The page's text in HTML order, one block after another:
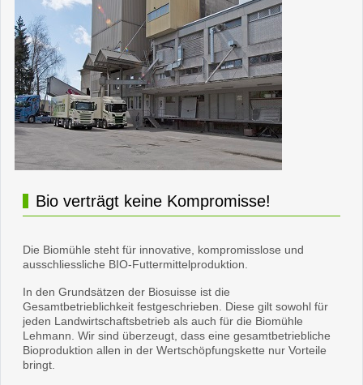
Bio verträgt keine Kompromisse!
Die Biomühle steht für innovative, kompromisslose und
ausschliessliche BIO-Futtermittelproduktion.
In den Grundsätzen der Biosuisse ist die
Gesamtbetrieblichkeit festgeschrieben. Diese gilt sowohl für
jeden Landwirtschaftsbetrieb als auch für die Biomühle
Lehmann. Wir sind überzeugt, dass eine gesamtbetriebliche
Bioproduktion allen in der Wertschöpfungskette nur Vorteile
bringt.